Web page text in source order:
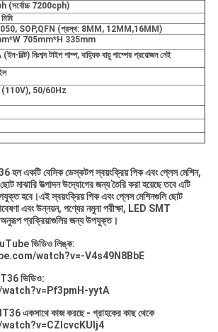
(সর্বোচ্চ 7200cph)
SOP,QFN (প্রস্থ: 8MM, 12MM,16MM)
705mm*H 335mm
বিল্ট) নিঃশব্দ টাইপ পাম্প, বাহ্যিক বায়ু পাম্পের প্রয়োজন নেই
(110V), 50/60Hz
একটি বেসিক ডেস্কটপ স্বয়ংক্রিয় পিক এবং প্লেস মেশিন,
মাঝারি উত্পাদন উদ্যোগের জন্য তৈরি করা হয়েছে তবে এটি
হবে।এই স্বয়ংক্রিয় পিক এবং প্লেস মেশিনগুলি ছোট
গবেষণা এবং উন্নয়ন, পণ্যের নমুনা পরীক্ষা, LED SMT
অনুরূপ প্রক্রিয়াগুলির জন্য উপযুক্ত।
ভিডিও লিঙ্ক:
watch?v=-V4s49N8BbE
ভিডিও:
yytA
একসাথে কাজ করছে - গ্রাহকের কাছ থেকে